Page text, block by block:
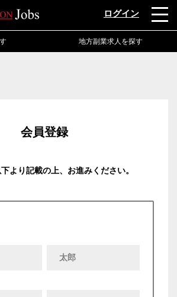
ログイン
地方副業求人を探す
会員登録
より記載の上、お進みください。